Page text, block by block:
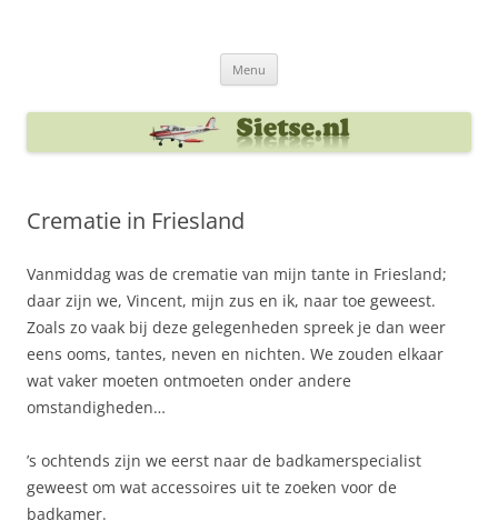
Menu
Crematie in Friesland
Vanmiddag was de crematie van mijn tante in Friesland;
daar zijn we, Vincent, mijn zus en ik, naar toe geweest.
Zoals zo vaak bij deze gelegenheden spreek je dan weer
eens ooms, tantes, neven en nichten. We zouden elkaar
wat vaker moeten ontmoeten onder andere
omstandigheden…
’s ochtends zijn we eerst naar de badkamerspecialist
geweest om wat accessoires uit te zoeken voor de
badkamer.